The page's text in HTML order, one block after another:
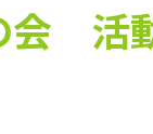
会 活